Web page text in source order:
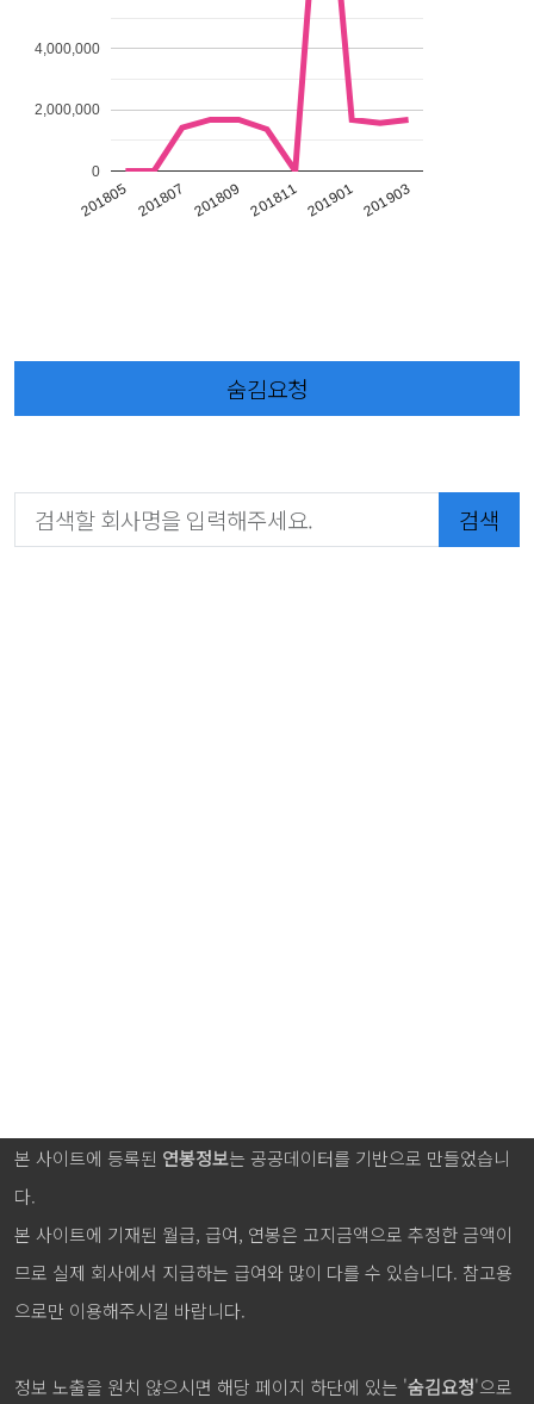
201805 201807 201809 201811 201901 201903
0
2,000,000
4,000,000
숨김요청
검색
본 사이트에 등록된 연봉정보는 공공데이터를 기반으로 만들었습니
다.
본 사이트에 기재된 월급, 급여, 연봉은 고지금액으로 추정한 금액이
므로 실제 회사에서 지급하는 급여와 많이 다를 수 있습니다. 참고용
으로만 이용해주시길 바랍니다.
정보 노출을 원치 않으시면 해당 페이지 하단에 있는 '숨김요청'으로